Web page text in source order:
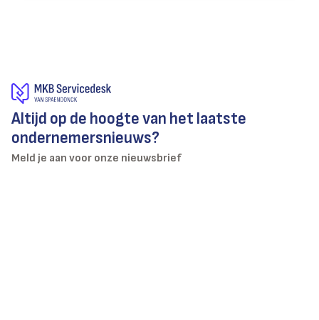
Altijd op de hoogte van het laatste
ondernemersnieuws?
Meld je aan voor onze nieuwsbrief